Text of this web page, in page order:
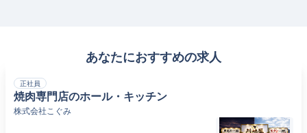
あなたにおすすめの求人
正社員
焼肉専門店のホール・キッチン
株式会社こぐみ